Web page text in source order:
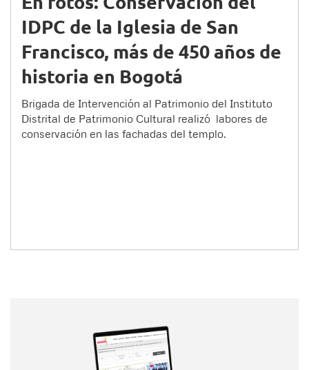
IDPC de la Iglesia de San
Francisco, más de 450 años de
historia en Bogotá
Brigada de Intervención al Patrimonio del Instituto
Distrital de Patrimonio Cultural realizó labores de
conservación en las fachadas del templo.
Correo electrónico